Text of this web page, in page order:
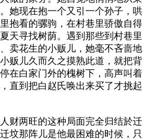
她现在抱一个又引一个孙子，哄
抱看的骡驹，在村巷里骄傲自得
天寻找树荫。遇到那些到村巷里
卖花生的小贩儿，她毫不吝啬地
贩儿久而久之摸熟此道，就把背
在白家门外的槐树下，高声叫着
直到把白赵氏唤出来买了才挑起
这种局面完全归结於迁
坟那阵儿是他最困难的时候，只